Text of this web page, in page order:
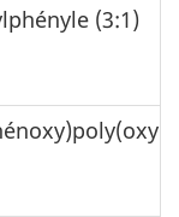
(3:1)